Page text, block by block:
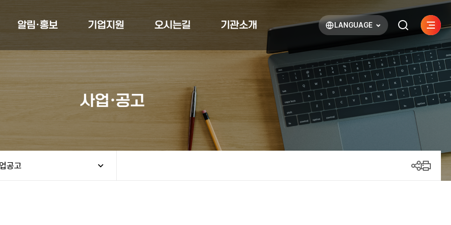
알림·홍보 기업지원 오시는길 기관소개 LANGUAGE
열기 검색하기
사이트
열기
사업·공고
공고